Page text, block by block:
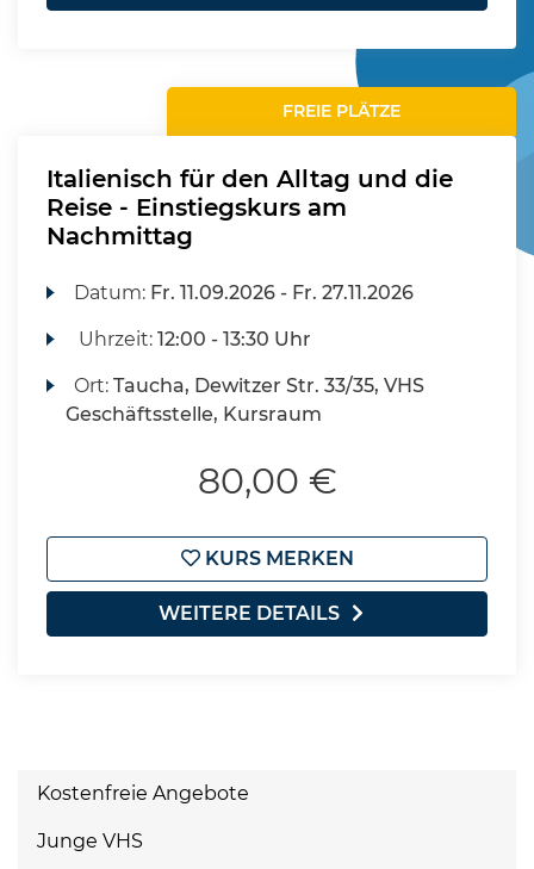
FREIE PLÄTZE
Italienisch für den Alltag und die
Reise - Einstiegskurs am
Nachmittag
Datum: Fr. 11.09.2026 - Fr. 27.11.2026
Uhrzeit:12:00 - 13:30 Uhr
Ort:Taucha, Dewitzer Str. 33/35, VHS
Geschäftsstelle, Kursraum
80,00 €
KURS MERKEN
WEITERE DETAILS
Kostenfreie Angebote
Junge VHS